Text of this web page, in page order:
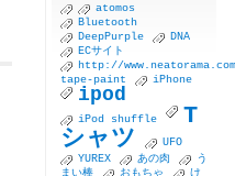
atomos
Bluetooth
DeepPurple
DNA
ECサイト
http://
tape-paint
iPhone
ipod
iPod shuffle
T
シャツ
UFO
YUREX
あの肉
う
まい棒
おもちゃ
け